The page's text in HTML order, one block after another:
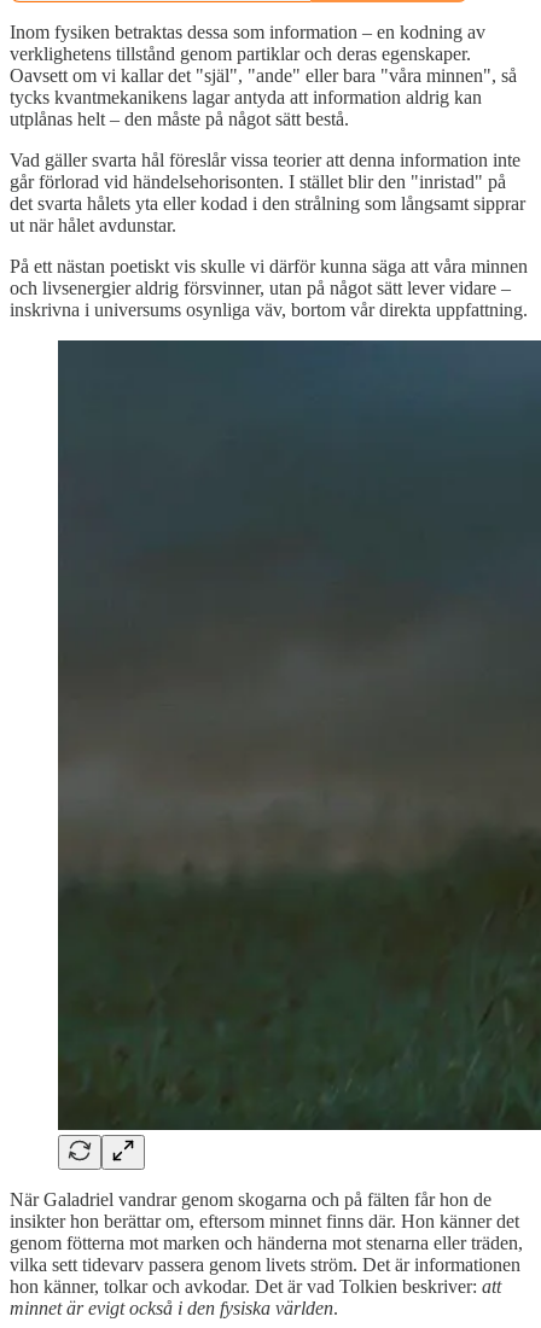
Inom fysiken betraktas dessa som information – en kodning av
verklighetens tillstånd genom partiklar och deras egenskaper.
Oavsett om vi kallar det "själ", "ande" eller bara "våra minnen", så
tycks kvantmekanikens lagar antyda att information aldrig kan
utplånas helt – den måste på något sätt bestå.
Vad gäller svarta hål föreslår vissa teorier att denna information inte
går förlorad vid händelsehorisonten. I stället blir den "inristad" på
det svarta hålets yta eller kodad i den strålning som långsamt sipprar
ut när hålet avdunstar.
På ett nästan poetiskt vis skulle vi därför kunna säga att våra minnen
och livsenergier aldrig försvinner, utan på något sätt lever vidare –
inskrivna i universums osynliga väv, bortom vår direkta uppfattning.
När Galadriel vandrar genom skogarna och på fälten får hon de
insikter hon berättar om, eftersom minnet finns där. Hon känner det
genom fötterna mot marken och händerna mot stenarna eller träden,
vilka sett tidevarv passera genom livets ström. Det är informationen
hon känner, tolkar och avkodar. Det är vad Tolkien beskriver: att
minnet är evigt också i den fysiska världen.